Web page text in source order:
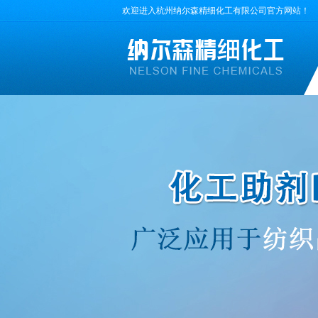
欢迎进入杭州纳尔森精细化工有限公司官方网站！